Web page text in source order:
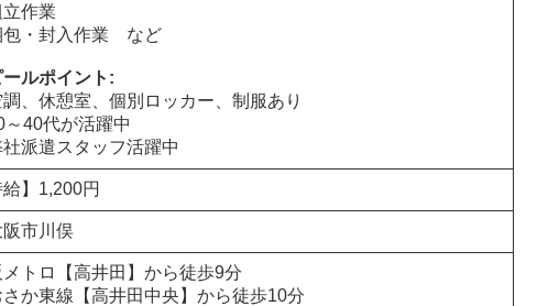
立作業
包・封入作業 など
ールポイント:
調、休憩室、個別ロッカー、制服あり
～40代が活躍中
社派遣スタッフ活躍中
給】1,200円
市川俣
メトロ【高井田】から徒歩9分
さか東線【高井田中央】から徒歩10分